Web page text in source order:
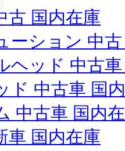
古 国内在庫
ーション 中
ヘッド 中古
ド 中古車 国
中古車 国内
車 国内在庫